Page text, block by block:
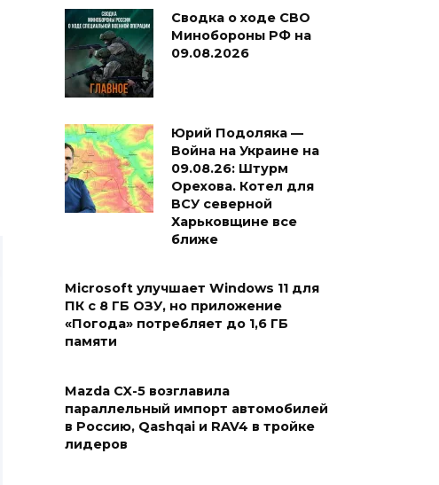
Сводка о ходе СВО
Минобороны РФ на
09.08.2026
Юрий Подоляка —
Война на Украине на
09.08.26: Штурм
Орехова. Котел для
ВСУ северной
Харьковщине все
ближе
Microsoft улучшает Windows 11 для
ПК с 8 ГБ ОЗУ, но приложение
«Погода» потребляет до 1,6 ГБ
памяти
Mazda CX-5 возглавила
параллельный импорт автомобилей
в Россию, Qashqai и RAV4 в тройке
лидеров